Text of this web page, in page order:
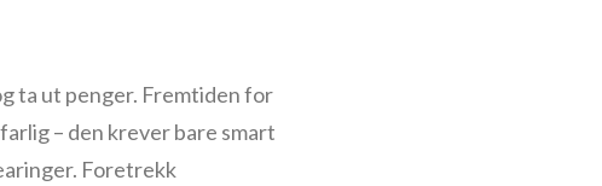
ta ut penger. Fremtiden for
– den krever bare smart
Foretrekk